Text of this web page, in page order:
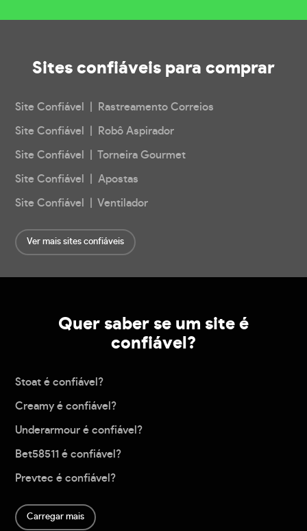
Sites confiáveis para comprar
Site Confiável | Rastreamento Correios
Site Confiável | Robô Aspirador
Site Confiável | Torneira Gourmet
Site Confiável | Apostas
Site Confiável | Ventilador
Ver mais sites confiáveis
Quer saber se um site é
confiável?
Stoat é confiável?
Creamy é confiável?
Underarmour é confiável?
Bet58511 é confiável?
Prevtec é confiável?
Carregar mais